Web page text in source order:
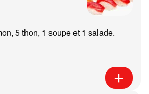
5 thon, 1 soupe et 1 salade.